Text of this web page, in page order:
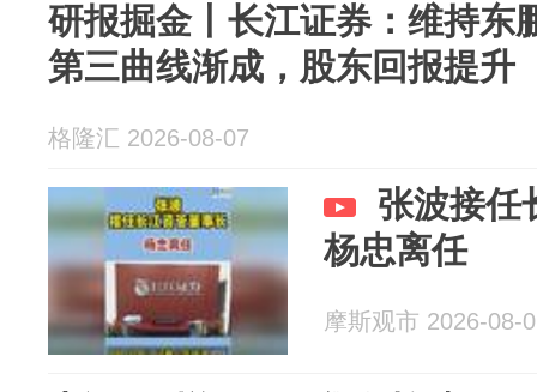
研报掘金丨长江证券：维持东
第三曲线渐成，股东回报提升
格隆汇 2026-08-07
张波接任
杨忠离任
摩斯观市 2026-08-